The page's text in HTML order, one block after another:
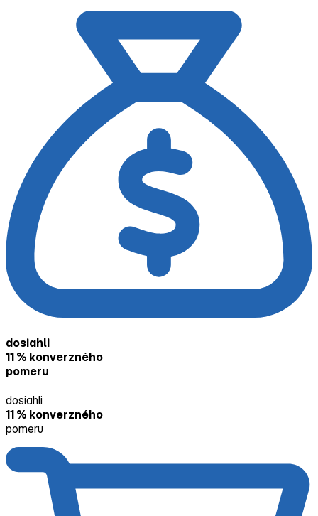
dosiahli
11 % konverzného
pomeru
dosiahli
11 % konverzného
pomeru